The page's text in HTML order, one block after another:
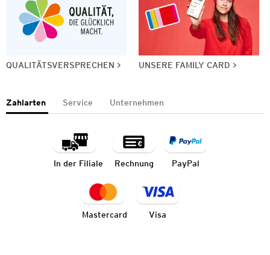
QUALITÄTSVERSPRECHEN UNSERE FAMILY CARD
Zahlarten Service Unternehmen
In der Filiale Rechnung PayPal
Mastercard Visa